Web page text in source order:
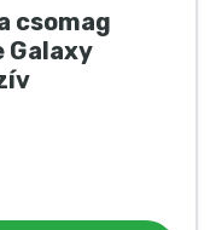
csomag
Galaxy